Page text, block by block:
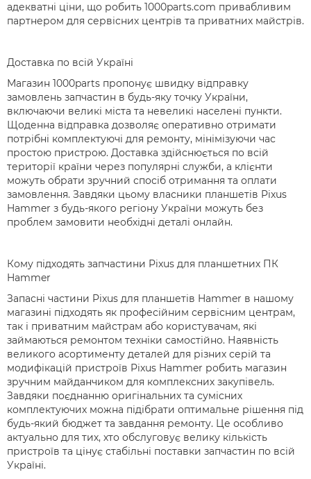
адекватні ціни, що робить 1000parts.com привабливим
партнером для сервісних центрів та приватних майстрів.
Доставка по всій Україні
Магазин 1000parts пропонує швидку відправку
замовлень запчастин в будь-яку точку України,
включаючи великі міста та невеликі населені пункти.
Щоденна відправка дозволяє оперативно отримати
потрібні комплектуючі для ремонту, мінімізуючи час
простою пристрою. Доставка здійснюється по всій
території країни через популярні служби, а клієнти
можуть обрати зручний спосіб отримання та оплати
замовлення. Завдяки цьому власники планшетів Pixus
Hammer з будь-якого регіону України можуть без
проблем замовити необхідні деталі онлайн.
Кому підходять запчастини Pixus для планшетних ПК
Hammer
Запасні частини Pixus для планшетів Hammer в нашому
магазині підходять як професійним сервісним центрам,
так і приватним майстрам або користувачам, які
займаються ремонтом техніки самостійно. Наявність
великого асортименту деталей для різних серій та
модифікацій пристроїв Pixus Hammer робить магазин
зручним майданчиком для комплексних закупівель.
Завдяки поєднанню оригінальних та сумісних
комплектуючих можна підібрати оптимальне рішення під
будь-який бюджет та завдання ремонту. Це особливо
актуально для тих, хто обслуговує велику кількість
пристроїв та цінує стабільні поставки запчастин по всій
Україні.